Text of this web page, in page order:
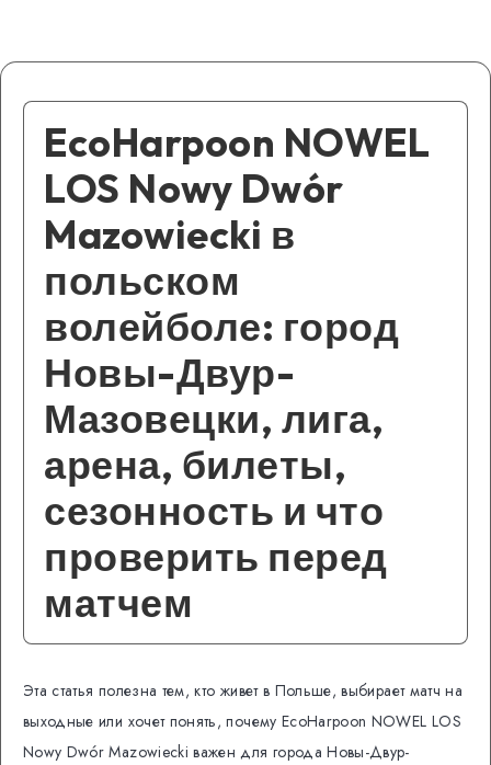
EcoHarpoon NOWEL
LOS Nowy Dwór
Mazowiecki в
польском
волейболе: город
Новы-Двур-
Мазовецки, лига,
арена, билеты,
сезонность и что
проверить перед
матчем
Эта статья полезна тем, кто живет в Польше, выбирает матч на
выходные или хочет понять, почему EcoHarpoon NOWEL LOS
Nowy Dwór Mazowiecki важен для города Новы-Двур-